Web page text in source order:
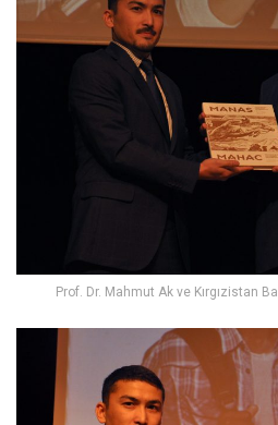
Prof. Dr. Mahmut Ak ve Kırgızistan